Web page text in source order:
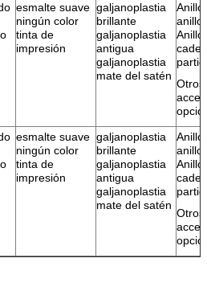
esmalte suave
ningún color
tinta de
impresión
galjanoplastia
brillante
galjanoplastia
antigua
galjanoplastia
mate del satén
Anillo
anillo
Anillo
Otros
esmalte suave
ningún color
tinta de
impresión
galjanoplastia
brillante
galjanoplastia
antigua
galjanoplastia
mate del satén
Anillo
anillo
Anillo
Otros